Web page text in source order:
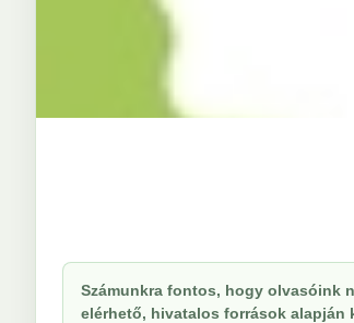
Számunkra fontos, hogy olvasóink
elérhető, hivatalos források alapján